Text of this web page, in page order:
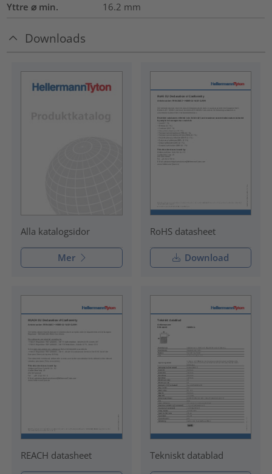
Yttre ⌀ min. 16.2 mm
Downloads
Alla katalogsidor
Mer
RoHS datasheet
Download
REACH datasheet Tekniskt datablad